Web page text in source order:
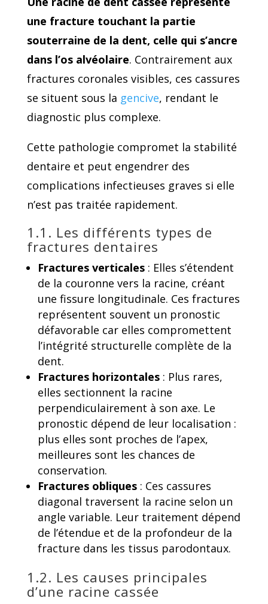
une fracture touchant la partie
souterraine de la dent, celle qui s’ancre
dans l’os alvéolaire. Contrairement aux
fractures coronales visibles, ces cassures
se situent sous la gencive, rendant le
diagnostic plus complexe.
Cette pathologie compromet la stabilité
dentaire et peut engendrer des
complications infectieuses graves si elle
n’est pas traitée rapidement.
1.1. Les différents types de
fractures dentaires
Fractures verticales : Elles s’étendent
de la couronne vers la racine, créant
une fissure longitudinale. Ces fractures
représentent souvent un pronostic
défavorable car elles compromettent
l’intégrité structurelle complète de la
dent.
Fractures horizontales: Plus rares,
elles sectionnent la racine
perpendiculairement à son axe. Le
pronostic dépend de leur localisation :
plus elles sont proches de l’apex,
meilleures sont les chances de
conservation.
Fractures obliques: Ces cassures
diagonal traversent la racine selon un
angle variable. Leur traitement dépend
de l’étendue et de la profondeur de la
fracture dans les tissus parodontaux.
1.2. Les causes principales
d’une racine cassée